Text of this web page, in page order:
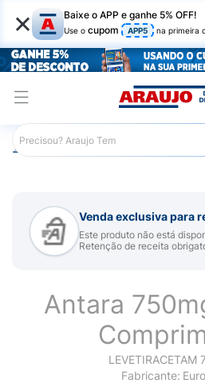
× Baixe o APP e ganhe 5% OFF!
Use o cupom APP5 na primeira
Araujo Medicamentos
Venda exclusiva para
Este produto não está
Retenção de receita
Antara
LEVETIRACETAM
Fabricante: